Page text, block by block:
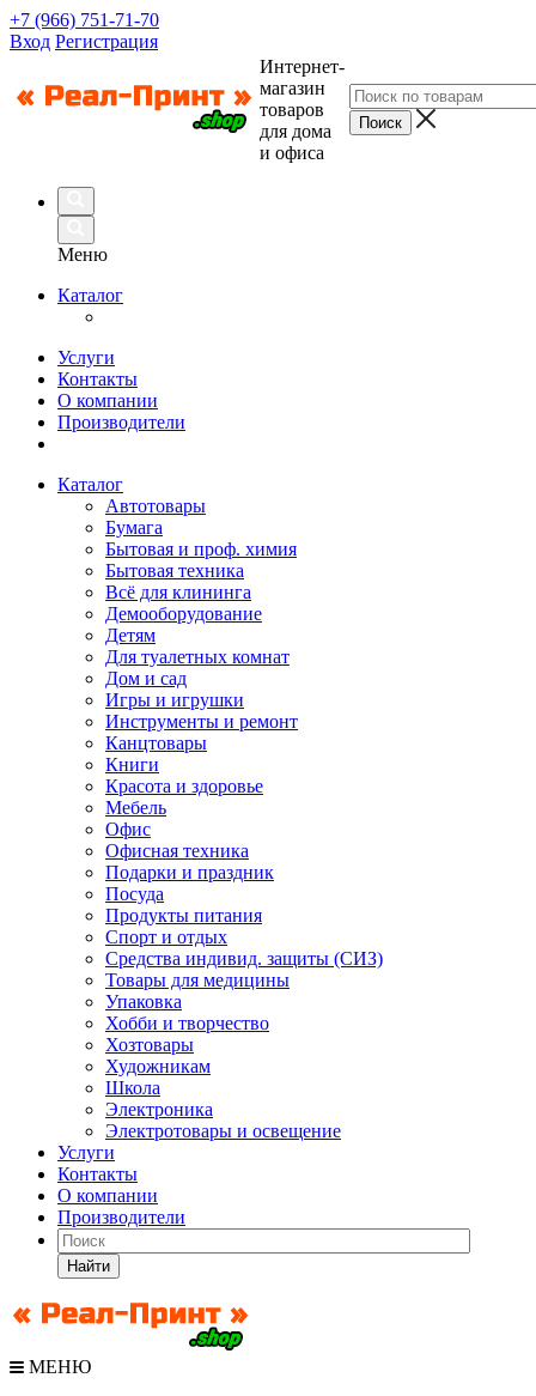
+7 (966) 751-71-70
Вход Регистрация
Интернет-
магазин
товаров
для дома
и офиса
Меню
Каталог
Услуги
Контакты
О компании
Производители
Каталог
Автотовары
Бумага
Бытовая и проф. химия
Бытовая техника
Всё для клининга
Демооборудование
Детям
Для туалетных комнат
Дом и сад
Игры и игрушки
Инструменты и ремонт
Канцтовары
Книги
Красота и здоровье
Мебель
Офис
Офисная техника
Подарки и праздник
Посуда
Продукты питания
Спорт и отдых
Средства индивид. защиты (СИЗ)
Товары для медицины
Упаковка
Хобби и творчество
Хозтовары
Художникам
Школа
Электроника
Электротовары и освещение
Услуги
Контакты
О компании
Производители
Найти
МЕНЮ